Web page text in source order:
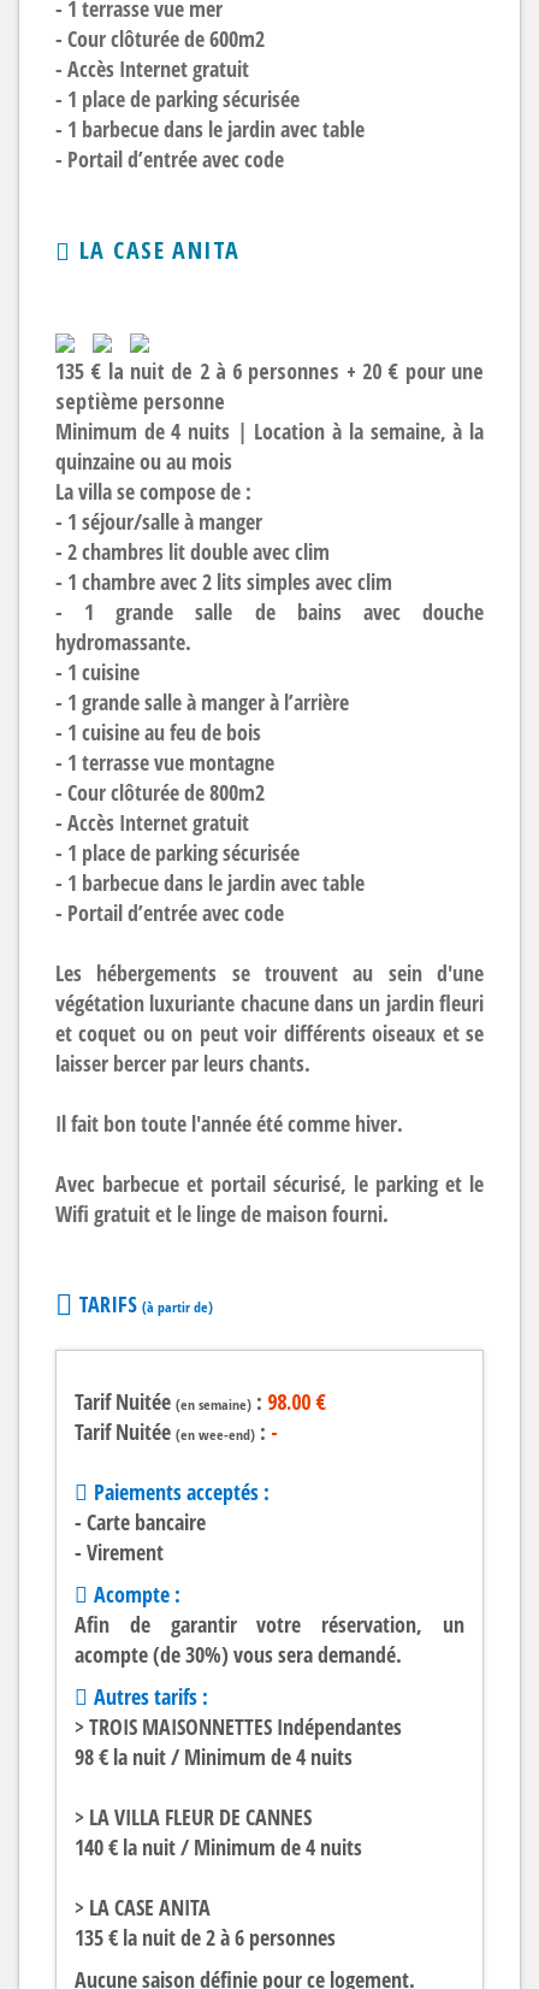
- 1 terrasse vue mer
- Cour clôturée de 600m2
- Accès Internet gratuit
- 1 place de parking sécurisée
- 1 barbecue dans le jardin avec table
- Portail d’entrée avec code
LA CASE ANITA
135 € la nuit de 2 à 6 personnes + 20 € pour une
septième personne
Minimum de 4 nuits | Location à la semaine, à la
quinzaine ou au mois
La villa se compose de :
- 1 séjour/salle à manger
- 2 chambres lit double avec clim
- 1 chambre avec 2 lits simples avec clim
- 1 grande salle de bains avec douche
hydromassante.
- 1 cuisine
- 1 grande salle à manger à l’arrière
- 1 cuisine au feu de bois
- 1 terrasse vue montagne
- Cour clôturée de 800m2
- Accès Internet gratuit
- 1 place de parking sécurisée
- 1 barbecue dans le jardin avec table
- Portail d’entrée avec code
Les hébergements se trouvent au sein d'une
végétation luxuriante chacune dans un jardin fleuri
et coquet ou on peut voir différents oiseaux et se
laisser bercer par leurs chants.
Il fait bon toute l'année été comme hiver.
Avec barbecue et portail sécurisé, le parking et le
Wifi gratuit et le linge de maison fourni.
TARIFS (à partir de)
Tarif Nuitée (en semaine) : 98.00 €
Tarif Nuitée (en wee-end) : -
Paiements acceptés :
- Carte bancaire
- Virement
Acompte :
Afin de garantir votre réservation, un
acompte (de 30%) vous sera demandé.
Autres tarifs :
> TROIS MAISONNETTES Indépendantes
98 € la nuit / Minimum de 4 nuits
> LA VILLA FLEUR DE CANNES
140 € la nuit / Minimum de 4 nuits
> LA CASE ANITA
135 € la nuit de 2 à 6 personnes
Aucune saison définie pour ce logement.